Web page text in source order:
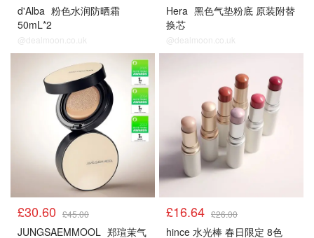
d'Alba 粉色水润防晒霜
50mL*2
@dealmoon.co.uk
Hera 黑色气垫粉底 原装附替
换芯
@dealmoon.co.uk
£30.60 £45.00
JUNGSAEMMOOL 郑瑄茉气
£16.64 £26.00
hince 水光棒 春日限定 8色